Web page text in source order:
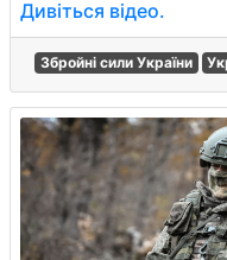
Дивіться відео.
Збройні сили України